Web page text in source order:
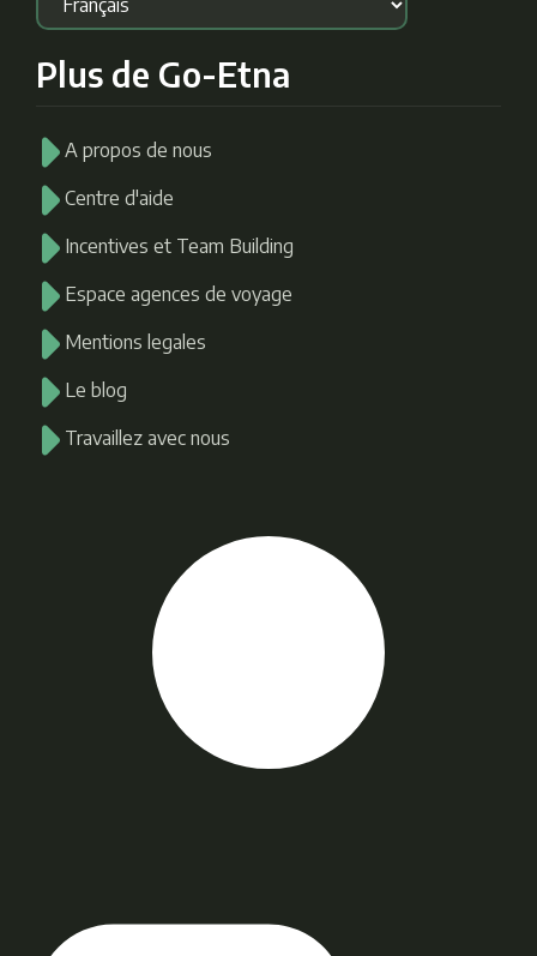
Plus de Go-Etna
A propos de nous
Centre d'aide
Incentives et Team Building
Espace agences de voyage
Mentions legales
Le blog
Travaillez avec nous